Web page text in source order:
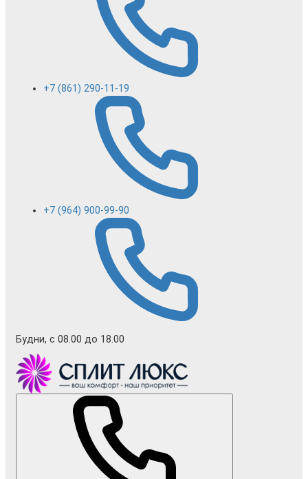
+7 (861) 290-11-19
+7 (964) 900-99-90
Будни, с 08.00 до 18.00